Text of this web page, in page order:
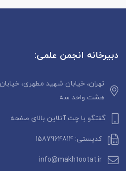
دبیرخانه انجمن علمی:
تهران، خیابان شهید مطهری،
هشت واحد سه
گفتگو با چت آنلاین بالای صفحه
کدپستی: 1587964814
info@makhtootat.ir